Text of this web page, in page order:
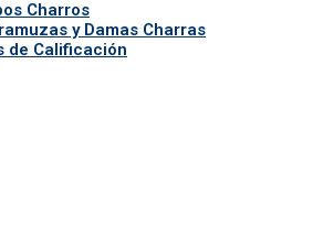
Charros
y Damas Charras
de Calificación